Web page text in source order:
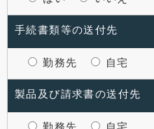
手続書類等の送付先
勤務先 自宅
製品及び請求書の送付先